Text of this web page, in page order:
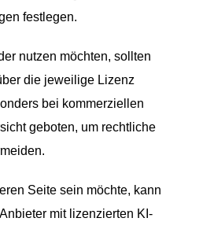
festlegen.
nutzen möchten, sollten
die jeweilige Lizenz
bei kommerziellen
geboten, um rechtliche
Seite sein möchte, kann
mit lizenzierten KI-